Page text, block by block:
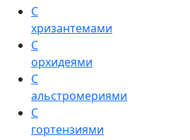
С
хризантемами
С
орхидеями
С
альстромериями
С
гортензиями